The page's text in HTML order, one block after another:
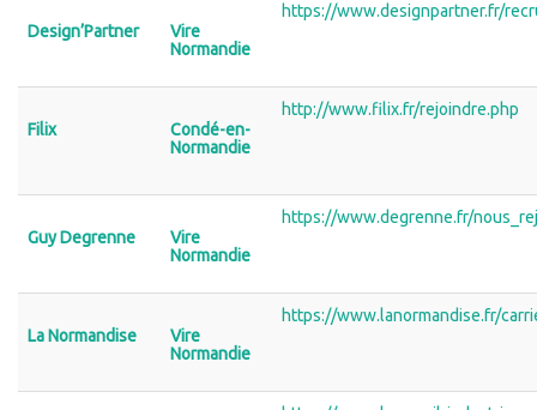
Design’Partner
Vire
Normandie
https://www.designpartner.fr/
Filix
Condé-en-
Normandie
http://www.filix.fr/rejoindre.php
Guy Degrenne
Vire
Normandie
https://www.degrenne.fr/
La Normandise
Vire
Normandie
https://www.lanormandise.fr/